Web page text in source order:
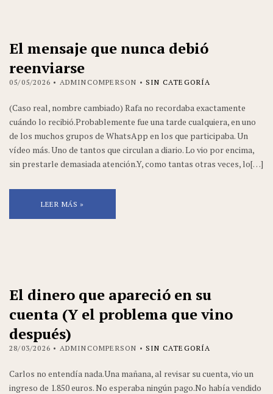
El mensaje que nunca debió
reenviarse
05/05/2026 • ADMINCOMPERSON • SIN CATEGORÍA
(Caso real, nombre cambiado) Rafa no recordaba exactamente
cuándo lo recibió.Probablemente fue una tarde cualquiera, en uno
de los muchos grupos de WhatsApp en los que participaba. Un
vídeo más. Uno de tantos que circulan a diario. Lo vio por encima,
sin prestarle demasiada atención.Y, como tantas otras veces, lo[…]
LEER MÁS »
El dinero que apareció en su
cuenta (Y el problema que vino
después)
28/03/2026 • ADMINCOMPERSON • SIN CATEGORÍA
Carlos no entendía nada.Una mañana, al revisar su cuenta, vio un
ingreso de 1.850 euros. No esperaba ningún pago.No había vendido